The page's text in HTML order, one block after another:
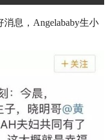
息，Angelababy生小